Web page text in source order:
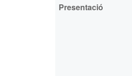
Presentació